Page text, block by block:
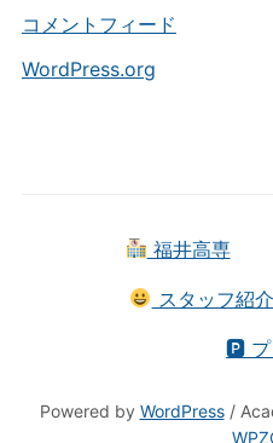
コメントフィード
WordPress.org
福井高専
スタッフ紹介
🅿 プ
Powered by WordPress/